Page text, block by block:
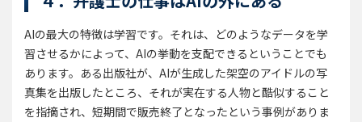
AIの最大の特徴は学習です。それは、どのようなデータを学
習させるかによって、AIの挙動を支配できるということでも
あります。ある出版社が、AIが生成した架空のアイドルの写
真集を出版したところ、それが実在する人物と酷似すること
を指摘され、短期間で販売終了となったという事例がありま